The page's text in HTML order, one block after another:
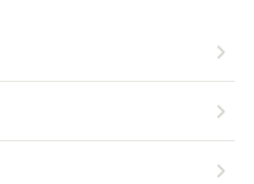
chevron_right
chevron_right
chevron_right